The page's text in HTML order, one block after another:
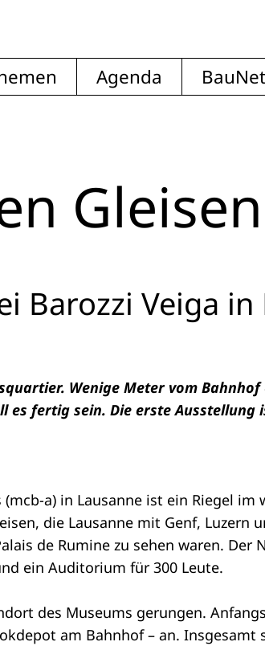
Agenda
Gleisen
Barozzi Veiga in
Wenige Meter vom
es fertig sein. Die erste
a) in Lausanne ist ein Riegel
die Lausanne mit Genf, Luzern
de Rumine zu sehen waren.
ein Auditorium für 300 Leute.
des Museums gerungen.
am Bahnhof – an.